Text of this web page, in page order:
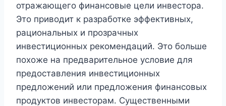
отражающего финансовые цели инвестора.
Это приводит к разработке эффективных,
рациональных и прозрачных
инвестиционных рекомендаций. Это больше
похоже на предварительное условие для
предоставления инвестиционных
предложений или предложения финансовых
продуктов инвесторам. Существенными